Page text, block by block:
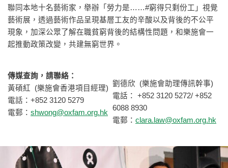
聯同本地十名藝術家，舉辦「勞力是……#窮得只剩份工」視覺
藝術展，透過藝術作品呈現基層工友的辛酸以及背後的不公平
現象，加深公眾了解在職貧窮背後的結構性問題，和樂施會一
起推動政策改變，共建無窮世界。
傳媒查詢，請聯絡：
黃碩紅 (樂施會香港項目經理)
電話：+852 3120 5279
電郵： shwong@oxfam.org.hk
劉德欣 (樂施會助理傳訊幹事)
電話： +852 3120 5272/ +852
6088 8930
電郵： clara.law@oxfam.org.hk